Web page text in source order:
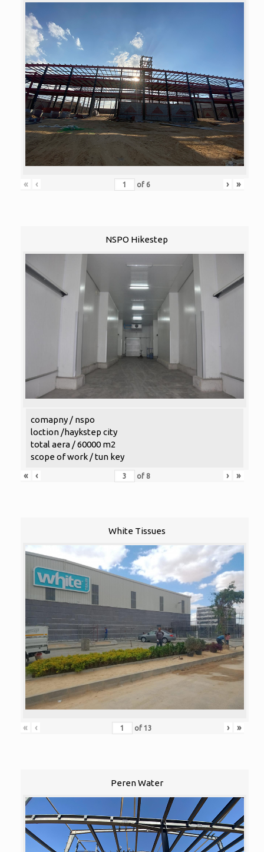
« ‹ of 6 › »
NSPO Hikestep
comapny / nspo
loction /haykstep city
total aera / 60000 m2
scope of work / tun key
«
‹ of 8 › »
White Tissues
« ‹ of 13 › »
Peren Water